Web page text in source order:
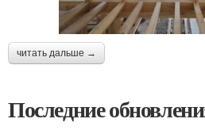
читать дальше →
Последние